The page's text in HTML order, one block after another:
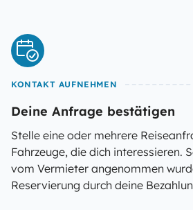
KONTAKT AUFNEHMEN
Deine Anfrage bestätigen
Stelle eine oder mehrere
Fahrzeuge, die dich interessieren.
vom Vermieter angenommen
Reservierung durch deine